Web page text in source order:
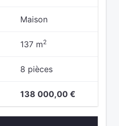
Maison
137 m2
8 pièces
138 000,00 €